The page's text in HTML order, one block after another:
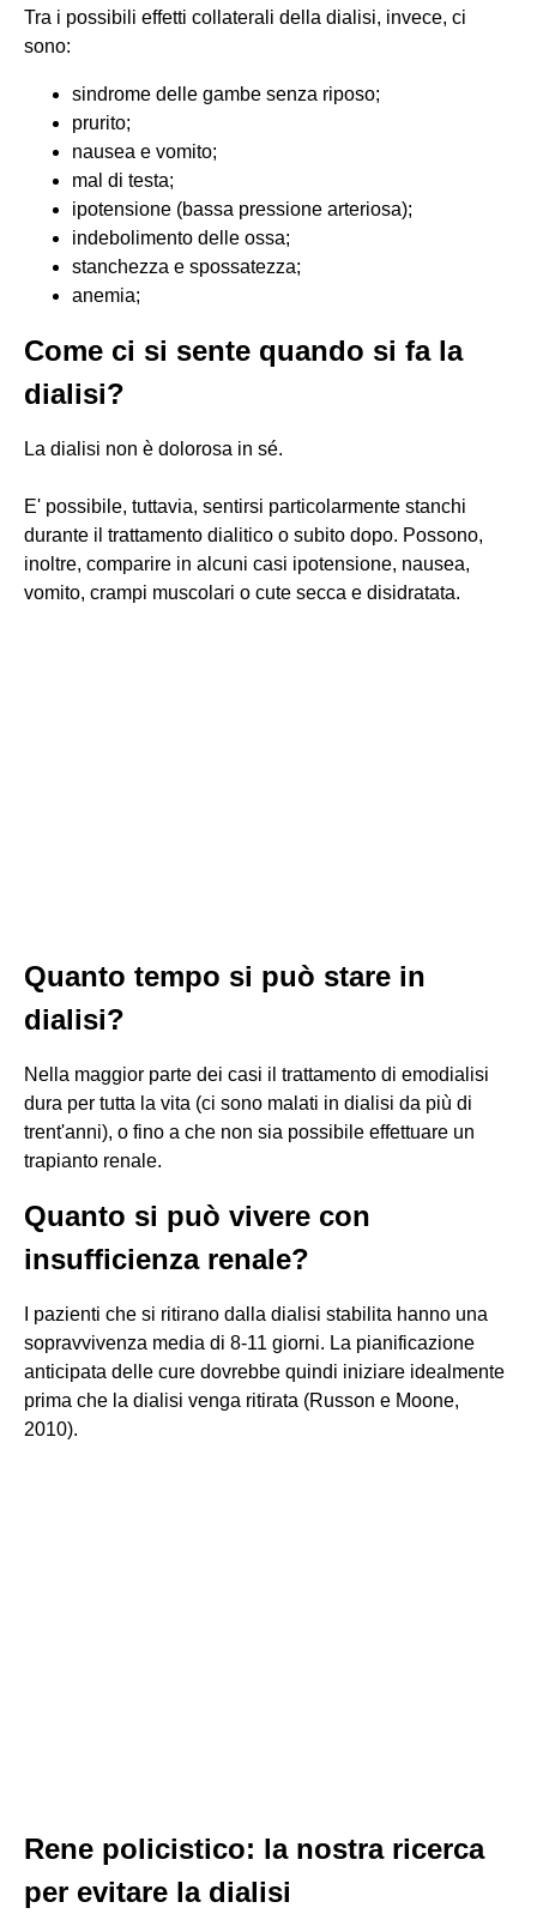
Tra i possibili effetti collaterali della dialisi, invece, ci
sono:
sindrome delle gambe senza riposo;
prurito;
nausea e vomito;
mal di testa;
ipotensione (bassa pressione arteriosa);
indebolimento delle ossa;
stanchezza e spossatezza;
anemia;
Come ci si sente quando si fa la
dialisi?
La dialisi non è dolorosa in sé.
E' possibile, tuttavia, sentirsi particolarmente stanchi
durante il trattamento dialitico o subito dopo. Possono,
inoltre, comparire in alcuni casi ipotensione, nausea,
vomito, crampi muscolari o cute secca e disidratata.
Quanto tempo si può stare in
dialisi?
Nella maggior parte dei casi il trattamento di emodialisi
dura per tutta la vita (ci sono malati in dialisi da più di
trent'anni), o fino a che non sia possibile effettuare un
trapianto renale.
Quanto si può vivere con
insufficienza renale?
I pazienti che si ritirano dalla dialisi stabilita hanno una
sopravvivenza media di 8-11 giorni. La pianificazione
anticipata delle cure dovrebbe quindi iniziare idealmente
prima che la dialisi venga ritirata (Russon e Moone,
2010).
Rene policistico: la nostra ricerca
per evitare la dialisi